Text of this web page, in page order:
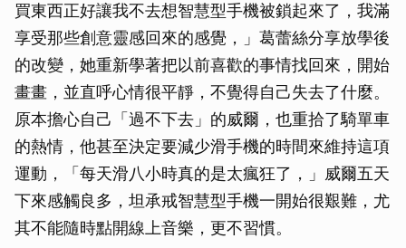
買東西正好讓我不去想智慧型手機被鎖起來了，我滿
享受那些創意靈感回來的感覺，」葛蕾絲分享放學後
的改變，她重新學著把以前喜歡的事情找回來，開始
畫畫，並直呼心情很平靜，不覺得自己失去了什麼。
原本擔心自己「過不下去」的威爾，也重拾了騎單車
的熱情，他甚至決定要減少滑手機的時間來維持這項
運動，「每天滑八小時真的是太瘋狂了，」威爾五天
下來感觸良多，坦承戒智慧型手機一開始很艱難，尤
其不能隨時點開線上音樂，更不習慣。